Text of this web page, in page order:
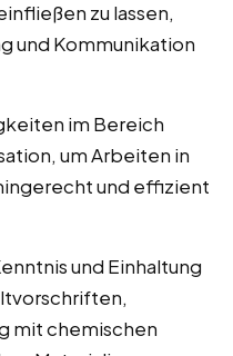
zu lassen,
und Kommunikation
im Bereich
um Arbeiten in
und effizient
und Einhaltung
mit chemischen